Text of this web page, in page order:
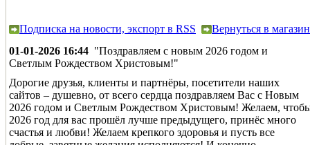
Подписка на новости, экспорт в RSS
Вернуться в магазин
01-01-2026 16:44 "Поздравляем с новым 2026 годом и
Светлым Рождеством Христовым!"
Дорогие друзья, клиенты и партнёры, посетители наших
сайтов – душевно, от всего сердца поздравляем Вас с Новым
2026 годом и Светлым Рождеством Христовым! Желаем,
2026 год для вас прошёл лучше предыдущего, принёс много
счастья и любви! Желаем крепкого здоровья и пусть все